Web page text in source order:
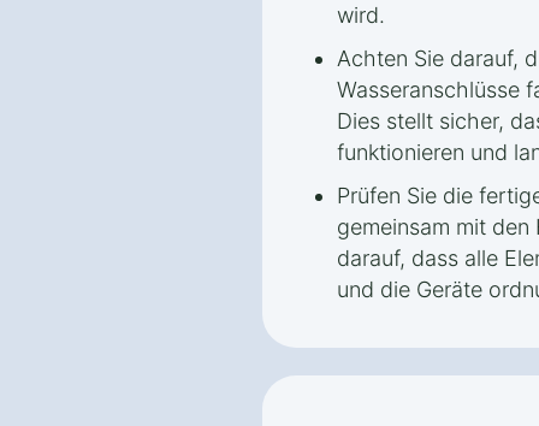
wird.
Achten Sie darauf,
Wasseranschlüsse
Dies stellt sicher,
funktionieren und
Prüfen Sie die
gemeinsam mit den
darauf, dass alle
und die Geräte